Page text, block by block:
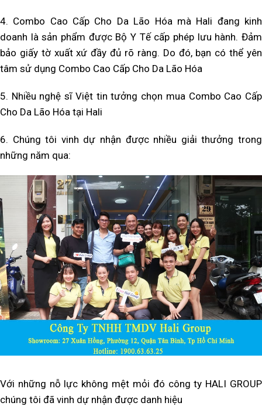
4. Combo Cao Cấp Cho Da Lão Hóa mà Hali đang kinh
doanh là sản phẩm được Bộ Y Tế cấp phép lưu hành. Đảm
bảo giấy tờ xuất xứ đầy đủ rõ ràng. Do đó, bạn có thể yên
tâm sử dụng Combo Cao Cấp Cho Da Lão Hóa
5. Nhiều nghệ sĩ Việt tin tưởng chọn mua Combo Cao Cấp
Cho Da Lão Hóa tại Hali
6. Chúng tôi vinh dự nhận được nhiều giải thưởng trong
những năm qua:
Với những nỗ lực không mệt mỏi đó công ty HALI GROUP
chúng tôi đã vinh dự nhận được danh hiệu